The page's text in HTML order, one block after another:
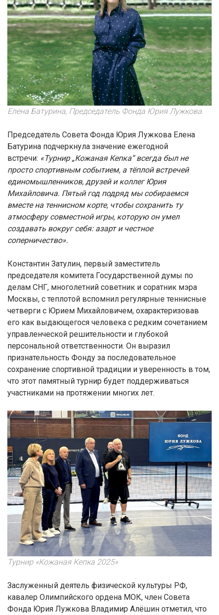
Елена Батурина, Председатель Фонда Юрия Лужкова
Председатель Совета Фонда Юрия Лужкова Елена
Батурина подчеркнула значение ежегодной
встречи: «Турнир „Кожаная Кепка“ всегда был не
просто спортивным событием, а тёплой встречей
единомышленников, друзей и коллег Юрия
Михайловича. Пятый год подряд мы собираемся
вместе на теннисном корте, чтобы сохранить ту
атмосферу совместной игры, которую он умел
создавать вокруг себя: азарт и честное
соперничество».
Константин Затулин, первый заместитель
председателя комитета Государственной думы по
делам СНГ, многолетний советник и соратник мэра
Москвы, с теплотой вспомнил регулярные теннисные
четверги с Юрием Михайловичем, охарактеризовав
его как выдающегося человека с редким сочетанием
управленческой решительности и глубокой
персональной ответственности. Он выразил
признательность Фонду за последовательное
сохранение спортивной традиции и уверенность в том,
что этот памятный турнир будет поддерживаться
участниками на протяжении многих лет.
Турнир «Кожаная Кепка 2025»
Заслуженный деятель физической культуры РФ,
кавалер Олимпийского ордена МОК, член Совета
Фонда Юрия Лужкова Владимир Алёшин отметил, что